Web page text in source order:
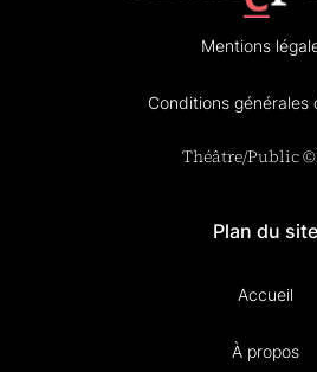
Mentions
Conditions générales
Théâtre/Public
Plan du site
Accueil
À propos